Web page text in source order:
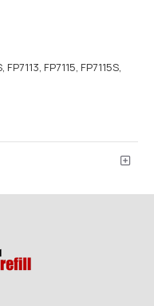
FP7115, FP7115S,